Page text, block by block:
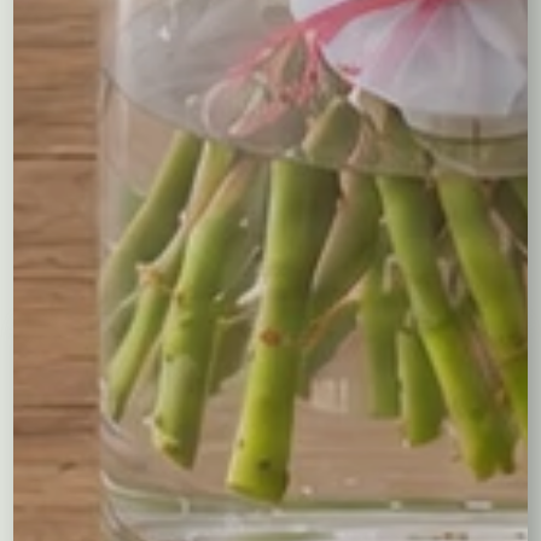
ale również wyraz głębokich uczuć. Taki prezent z
pewnością rozświetli serce obdarowanej osoby i będzie
trwałym świadectwem pięknej chwili.
Kompozycja tworzona jest w ten sposób, aby kwiaty
szczelnie wypełniały pudełko. Wybierz rozmiar
kompozycji oraz kolor pudełka.
Być może spodobają Ci się...